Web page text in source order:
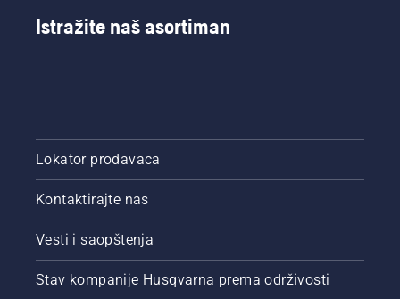
Istražite naš asortiman
Lokator prodavaca
Kontaktirajte nas
Vesti i saopštenja
Stav kompanije Husqvarna prema održivosti